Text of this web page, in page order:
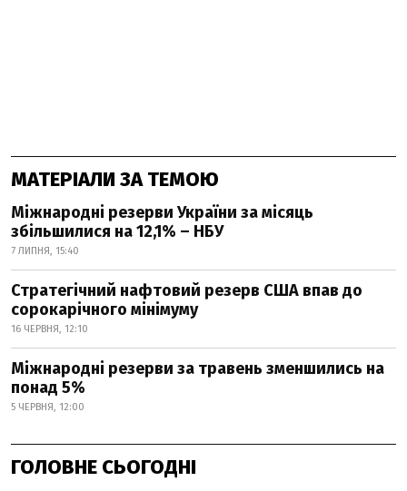
МАТЕРІАЛИ ЗА ТЕМОЮ
Міжнародні резерви України за місяць
збільшилися на 12,1% – НБУ
7 ЛИПНЯ, 15:40
Стратегічний нафтовий резерв США впав до
сорокарічного мінімуму
16 ЧЕРВНЯ, 12:10
Міжнародні резерви за травень зменшились на
понад 5%
5 ЧЕРВНЯ, 12:00
ГОЛОВНЕ СЬОГОДНІ